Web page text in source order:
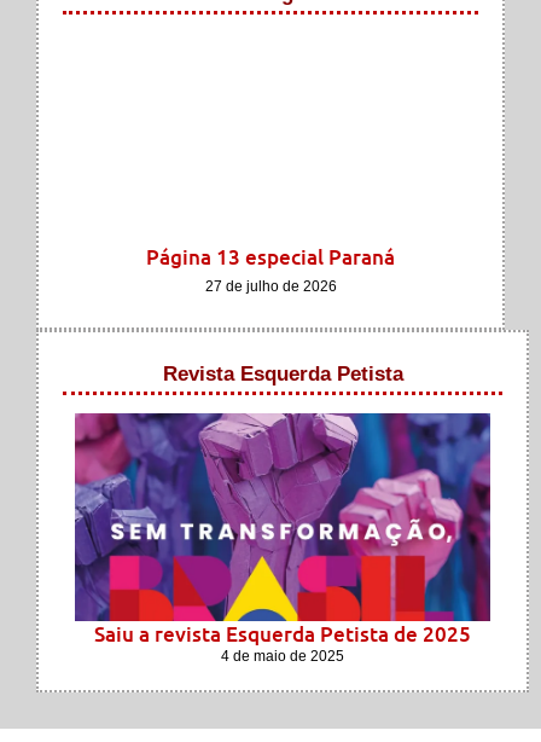
Página 13 especial Paraná
27 de julho de 2026
Revista Esquerda Petista
Saiu a revista Esquerda Petista de 2025
4 de maio de 2025